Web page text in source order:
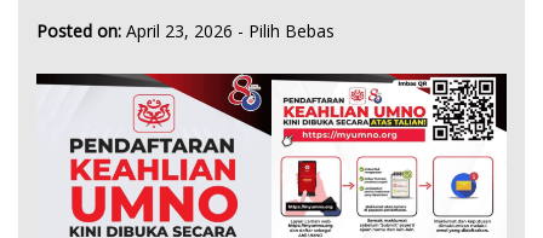
Posted on: April 23, 2026 - Pilih Bebas